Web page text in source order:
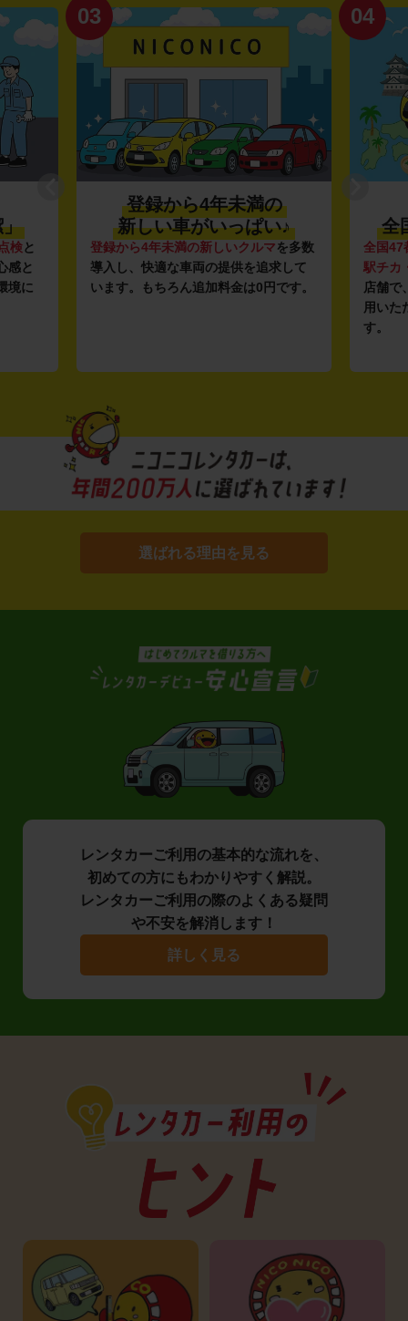
♪
を多数
して
す。
04
利便性抜群★
全国約1,500店舗を展開
全国47都道府県に1,500店舗を展開し、
駅チカ・空港周辺の店舗や24時間営業
店舗で、いつでもどこでも気軽にご利
01
安さの
ガソリ
ンフラ
し、12
ルな価
選ばれる理由を見る
レンタカーご利用の基本的な流れを、
初めての方にもわかりやすく解説。
レンタカーご利用の際のよくある疑問
や不安を解消します！
詳しく見る